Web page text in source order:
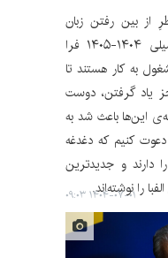
از بین رفتن زبان
فارسی شنیده می‌شود، سال تحصیلی ۱۴۰۴-۱۴۰۵ فرا
به کار هستند تا
یاد گرفتن، دوست
این‌ها باعث شد به
کنیم که دغدغه‌
دارند و جدیدترین
را نوشته‌اند.
۱۴۰۴-۰۷-۰۱ ۰۹:۰۳